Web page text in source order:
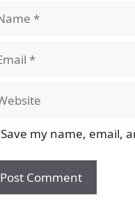
Save my name, email,